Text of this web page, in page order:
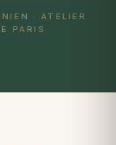
· ATELIER
PARIS